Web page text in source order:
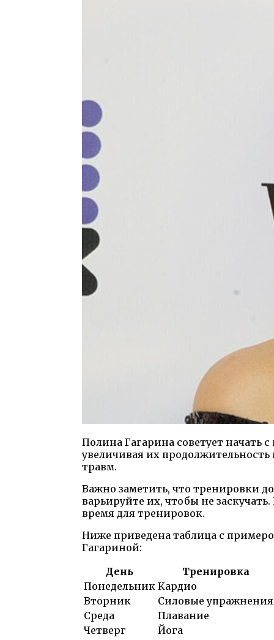
Полина Гагарина советует начать
увеличивая их
травм.
Важно заметить, что тренировки
варьируйте их, чтобы не
время для тренировок.
Ниже приведена таблица с
Гагариной:
День
Тренировка
Понедельник Кардио
Вторник
Силовые упражнения
Среда
Плавание
Четверг
Йога